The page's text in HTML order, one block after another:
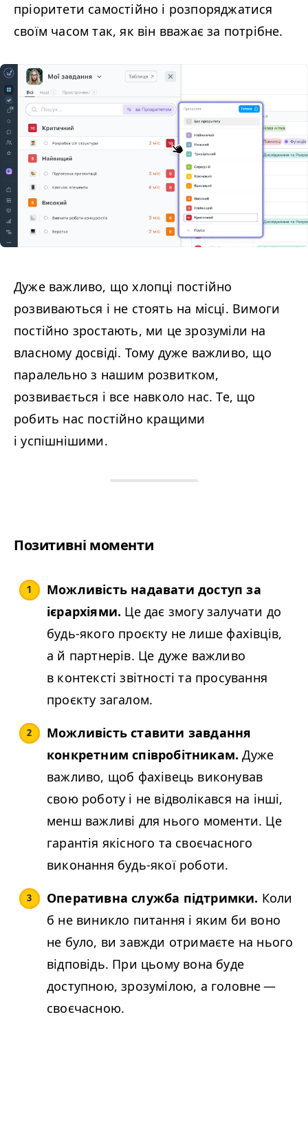
пріоритети самостійно і розпоряджатися
своїм часом так, як він вважає за потрібне.
Дуже важливо, що хлопці постійно
розвиваються і не стоять на місці. Вимоги
постійно зростають, ми це зрозуміли на
власному досвіді. Тому дуже важливо, що
паралельно з нашим розвитком,
розвивається і все навколо нас. Те, що
робить нас постійно кращими
і успішнішими.
Позитивні моменти
Можливість надавати доступ за
ієрархіями. Це дає змогу залучати до
будь-якого проєкту не лише фахівців,
а й партнерів. Це дуже важливо
в контексті звітності та просування
проєкту загалом.
Можливість ставити завдання
конкретним співробітникам. Дуже
важливо, щоб фахівець виконував
свою роботу і не відволікався на інші,
менш важливі для нього моменти. Це
гарантія якісного та своєчасного
виконання будь-якої роботи.
Оперативна служба підтримки. Коли
б не виникло питання і яким би воно
не було, ви завжди отримаєте на нього
відповідь. При цьому вона буде
доступною, зрозумілою, а головне —
своєчасною.